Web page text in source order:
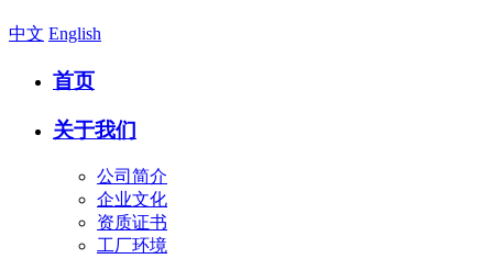
中文 English
首页
关于我们
公司简介
企业文化
资质证书
工厂环境